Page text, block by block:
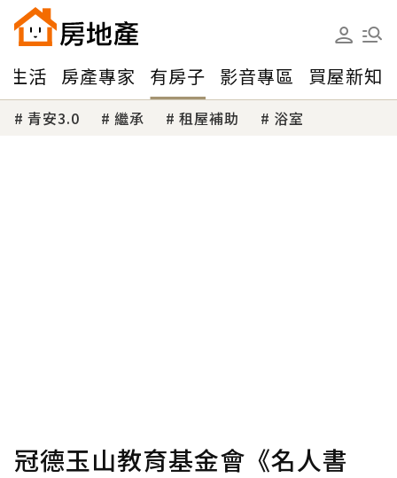
生活 房產專家 有房子 影音專區 買屋新知
青安3.0 繼承 租屋補助 浴室
冠德玉山教育基金會《名人書